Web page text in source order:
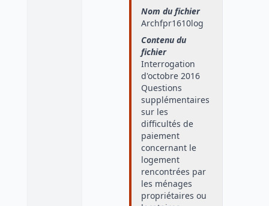
Nom du fichier
Archfpr1610log
Contenu du
fichier
Interrogation
d'octobre 2016
Questions
supplémentaires
sur les
difficultés de
paiement
concernant le
logement
rencontrées par
les ménages
propriétaires ou